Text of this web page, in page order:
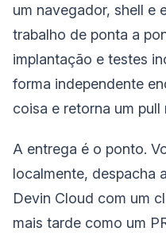
um navegador, shell e
trabalho de ponta a
implantação e testes
forma independente
coisa e retorna um
A entrega é o ponto.
localmente, despacha
Devin Cloud com um
mais tarde como um